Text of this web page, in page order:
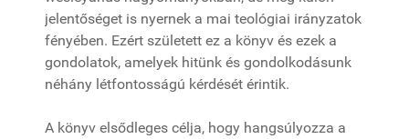
jelentőséget is nyernek a mai teológiai irányzatok
fényében. Ezért született ez a könyv és ezek a
gondolatok, amelyek hitünk és gondolkodásunk
néhány létfontosságú kérdését érintik.
A könyv elsődleges célja, hogy hangsúlyozza a